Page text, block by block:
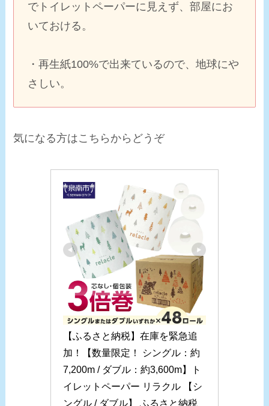
でトイレットペーパーに見えず、部屋にお
いておける。
・再生紙100%で出来ているので、地球にや
さしい。
気になる方はこちらからどうぞ
【ふるさと納税】在庫を緊急追
加！【数量限定！ シングル：約
7,200m / ダブル：約3,600m】ト
イレットペーパー リラクル 【シ
ングル / ダブル】 ふるさと納税